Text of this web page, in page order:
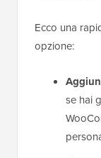
Ecco una
opzione:
se hai